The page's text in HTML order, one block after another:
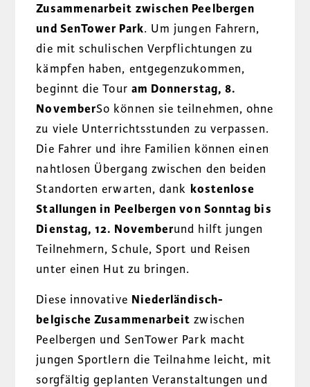
Zusammenarbeit zwischen Peelbergen
und SenTower Park. Um jungen Fahrern,
die mit schulischen Verpflichtungen zu
kämpfen haben, entgegenzukommen,
beginnt die Tour am Donnerstag, 8.
NovemberSo können sie teilnehmen, ohne
zu viele Unterrichtsstunden zu verpassen.
Die Fahrer und ihre Familien können einen
nahtlosen Übergang zwischen den beiden
Standorten erwarten, dank kostenlose
Stallungen in Peelbergen von Sonntag bis
Dienstag, 12. Novemberund hilft jungen
Teilnehmern, Schule, Sport und Reisen
unter einen Hut zu bringen.
Diese innovative Niederländisch-
belgische Zusammenarbeit zwischen
Peelbergen und SenTower Park macht
jungen Sportlern die Teilnahme leicht, mit
sorgfältig geplanten Veranstaltungen und